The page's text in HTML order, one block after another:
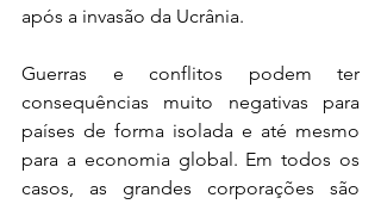
após a invasão da Ucrânia.
Guerras e conflitos podem ter
consequências muito negativas para
países de forma isolada e até mesmo
para a economia global. Em todos os
casos, as grandes corporações são